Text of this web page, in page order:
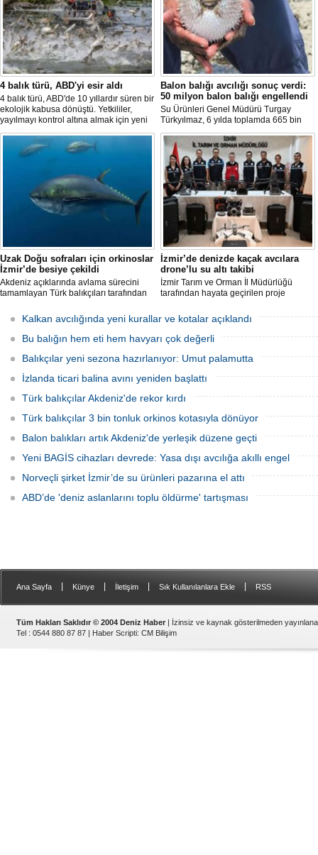
4 balık türü, ABD'yi esir aldı
4 balık türü, ABD'de 10 yıllardır süren bir
ekolojik kabusa dönüştü. Yetkililer,
yayılmayı kontrol altına almak için yeni
projeler geliştirirken, uzmanlar
tamamen yok edilmenin imkansız
olduğunu belirtiyor.
Balon balığı avcılığı sonuç verdi:
50 milyon balon balığı engellendi
Su Ürünleri Genel Müdürü Turgay
Türkyılmaz, 6 yılda toplamda 665 bin
balon balığının ekosistemden
uzaklaştırıldığını belirterek, "Balon balığı
avcılığı sayesinde, yaklaşık 50 milyon
yeni balon balığının ekosisteme
katılması önlendi." dedi.
Uzak Doğu sofraları için orkinoslar
İzmir’de besiye çekildi
Akdeniz açıklarında avlama sürecini
tamamlayan Türk balıkçıları tarafından
orkinoslar, Uzak Doğu ülkelerine ihraç
edilmek için özenle bakılıyor.
İzmir’de denizde kaçak avcılara
drone’lu su altı takibi
İzmir Tarım ve Orman İl Müdürlüğü
tarafından hayata geçirilen proje
faaliyetleri anlık olarak tespit edebilen
hava ve su altı dronları sahada aktif
olarak kullanılmaya başlandı.
Kalkan avcılığında yeni kurallar ve kotalar açıklandı
Bu balığın hem eti hem havyarı çok değerli
Balıkçılar yeni sezona hazırlanıyor: Umut palamutta
İzlanda ticari balina avını yeniden başlattı
Türk balıkçılar Akdeniz'de rekor kırdı
Türk balıkçılar 3 bin tonluk orkinos kotasıyla dönüyor
Balon balıkları artık Akdeniz'de yerleşik düzene geçti
Yeni BAGİS cihazları devrede: Yasa dışı avcılığa akıllı engel
Norveçli şirket İzmir’de su ürünleri pazarına el attı
ABD’de 'deniz aslanlarını toplu öldürme' tartışması
Ana Sayfa Künye İletişim Sık Kullanılanlara Ekle RSS
Tüm Hakları Saklıdır © 2004 Deniz Haber | İzinsiz ve kaynak gösterilmeden
Tel : 0544 880 87 87 | Haber Scripti: CM Bilişim